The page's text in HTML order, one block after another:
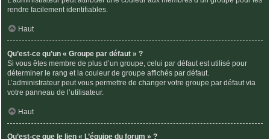
rendre facilement identifiables.
Haut
Qu’est-ce qu’un « Groupe par défaut » ?
Si vous êtes membre de plus d’un groupe, celui par défaut est utilisé pour
déterminer le rang et la couleur de groupe affichés par défaut.
L’administrateur peut vous permettre de changer votre groupe par défaut via
votre panneau de l’utilisateur.
Haut
Qu’est-ce que le lien « L’équipe du forum » ?